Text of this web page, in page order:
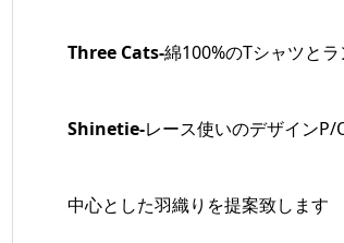
Three Cats-綿100%のTシャツと
Shinetie-レース使いのデザイン
中心とした羽織りを提案致します